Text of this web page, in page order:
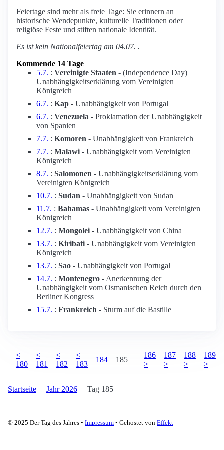
Feiertage sind mehr als freie Tage: Sie erinnern an
historische Wendepunkte, kulturelle Traditionen oder
religiöse Feste und stiften nationale Identität.
Es ist kein Nationalfeiertag am 04.07. .
Kommende 14 Tage
5.7. : Vereinigte Staaten - (Independence Day)
Unabhängigkeitserklärung vom Vereinigten
Königreich
6.7. : Kap - Unabhängigkeit von Portugal
6.7. : Venezuela - Proklamation der Unabhängigkeit
von Spanien
7.7. : Komoren - Unabhängigkeit von Frankreich
7.7. : Malawi - Unabhängigkeit vom Vereinigten
Königreich
8.7. : Salomonen - Unabhängigkeitserklärung vom
Vereinigten Königreich
10.7. : Sudan - Unabhängigkeit von Sudan
11.7. : Bahamas - Unabhängigkeit vom Vereinigten
Königreich
12.7. : Mongolei - Unabhängigkeit von China
13.7. : Kiribati - Unabhängigkeit vom Vereinigten
Königreich
13.7. : Sao - Unabhängigkeit von Portugal
14.7. : Montenegro - Anerkennung der
Unabhängigkeit vom Osmanischen Reich durch den
Berliner Kongress
15.7. : Frankreich - Sturm auf die Bastille
<
180
<
181
<
182
<
183
184 185
186
>
187
>
188
>
189
>
Startseite Jahr 2026 Tag 185
© 2025 Der Tag des Jahres • Impressum • Gehostet von Effekt